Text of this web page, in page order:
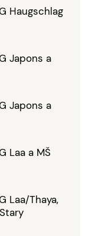
Haugschlag
Japons a
Japons a
Laa a MŠ
Laa/Thaya,